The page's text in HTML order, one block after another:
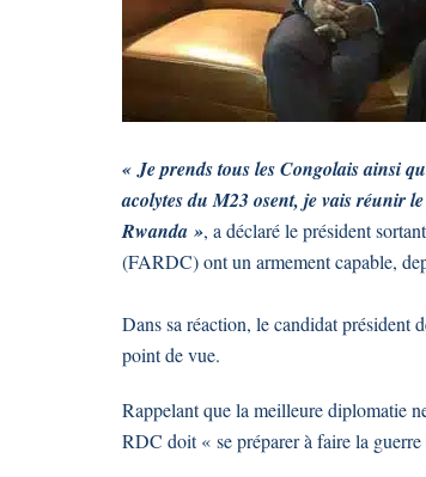
« Je prends tous les Congolais ainsi
acolytes du M23 osent, je vais réunir
Rwanda », a déclaré le président
(FARDC) ont un armement capable,
Dans sa réaction, le candidat
point de vue.
Rappelant que la meilleure diplomatie
RDC doit « se préparer à faire la